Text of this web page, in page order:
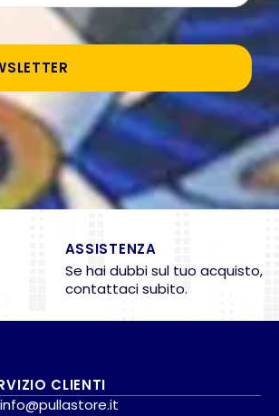
ASSISTENZA
Se hai dubbi sul tuo acquisto,
contattaci subito.
CLIENTI
info@pullastore.it